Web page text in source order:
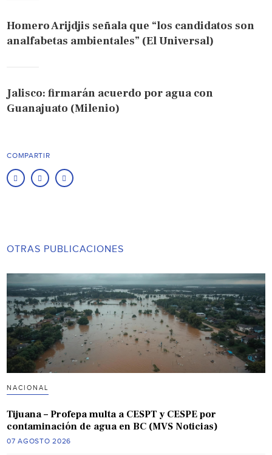
Homero Arijdjis señala que “los candidatos son
analfabetas ambientales” (El Universal)
Jalisco: firmarán acuerdo por agua con
Guanajuato (Milenio)
COMPARTIR
OTRAS PUBLICACIONES
NACIONAL
Tijuana – Profepa multa a CESPT y CESPE por
contaminación de agua en BC (MVS Noticias)
07 AGOSTO 2026